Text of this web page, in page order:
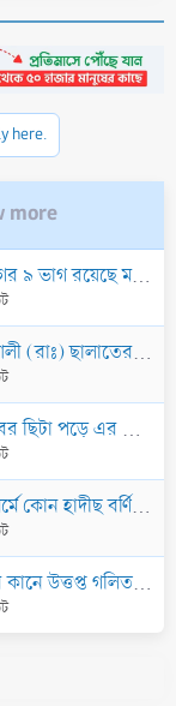
here.
more
হাদীছটির সত্যতা আছে কি?
একটি আয়াত নাযিল হয়। বর্ণনাটির সত্যতা জানতে চ
কিনা এ সম্পর্কে কোন হাদীস আছে কী?
বর্ণিত হয়েছে কি?
ঢেলে দেয়ার হাদীছটি কি ছহীহ?